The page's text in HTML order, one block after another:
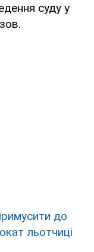
суду у
до
льотчиці